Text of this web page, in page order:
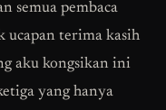
semua pembaca
ucapan terima kasih
aku kongsikan ini
yang hanya